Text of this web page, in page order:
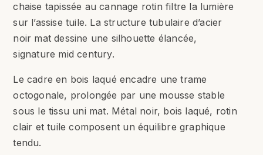
chaise tapissée au cannage rotin filtre la lumière
sur l’assise tuile. La structure tubulaire d’acier
noir mat dessine une silhouette élancée,
signature mid century.
Le cadre en bois laqué encadre une trame
octogonale, prolongée par une mousse stable
sous le tissu uni mat. Métal noir, bois laqué, rotin
clair et tuile composent un équilibre graphique
tendu.